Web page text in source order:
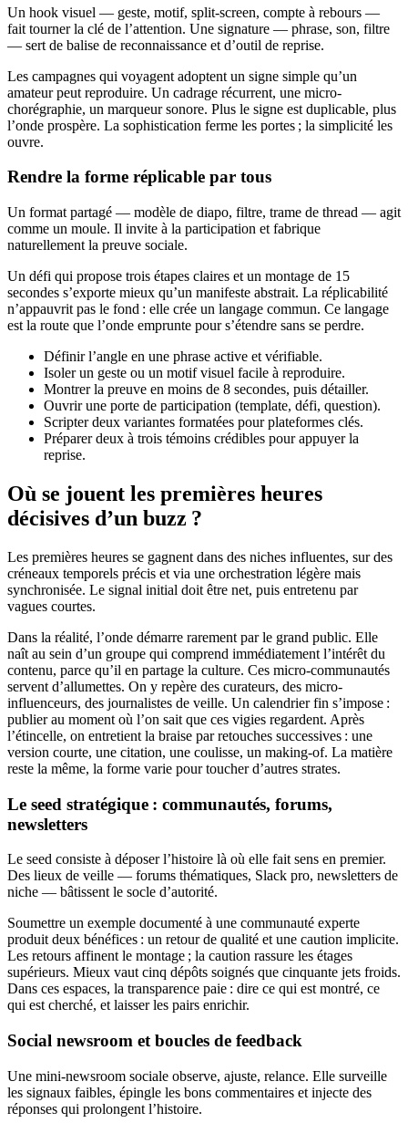
Un hook visuel — geste, motif, split-screen, compte à rebours —
fait tourner la clé de l’attention. Une signature — phrase, son, filtre
— sert de balise de reconnaissance et d’outil de reprise.
Les campagnes qui voyagent adoptent un signe simple qu’un
amateur peut reproduire. Un cadrage récurrent, une micro-
chorégraphie, un marqueur sonore. Plus le signe est duplicable, plus
l’onde prospère. La sophistication ferme les portes ; la simplicité les
ouvre.
Rendre la forme réplicable par tous
Un format partagé — modèle de diapo, filtre, trame de thread — agit
comme un moule. Il invite à la participation et fabrique
naturellement la preuve sociale.
Un défi qui propose trois étapes claires et un montage de 15
secondes s’exporte mieux qu’un manifeste abstrait. La réplicabilité
n’appauvrit pas le fond : elle crée un langage commun. Ce langage
est la route que l’onde emprunte pour s’étendre sans se perdre.
Définir l’angle en une phrase active et vérifiable.
Isoler un geste ou un motif visuel facile à reproduire.
Montrer la preuve en moins de 8 secondes, puis détailler.
Ouvrir une porte de participation (template, défi, question).
Scripter deux variantes formatées pour plateformes clés.
Préparer deux à trois témoins crédibles pour appuyer la
reprise.
Où se jouent les premières heures
décisives d’un buzz ?
Les premières heures se gagnent dans des niches influentes, sur des
créneaux temporels précis et via une orchestration légère mais
synchronisée. Le signal initial doit être net, puis entretenu par
vagues courtes.
Dans la réalité, l’onde démarre rarement par le grand public. Elle
naît au sein d’un groupe qui comprend immédiatement l’intérêt du
contenu, parce qu’il en partage la culture. Ces micro-communautés
servent d’allumettes. On y repère des curateurs, des micro-
influenceurs, des journalistes de veille. Un calendrier fin s’impose :
publier au moment où l’on sait que ces vigies regardent. Après
l’étincelle, on entretient la braise par retouches successives : une
version courte, une citation, une coulisse, un making-of. La matière
reste la même, la forme varie pour toucher d’autres strates.
Le seed stratégique : communautés, forums,
newsletters
Le seed consiste à déposer l’histoire là où elle fait sens en premier.
Des lieux de veille — forums thématiques, Slack pro, newsletters de
niche — bâtissent le socle d’autorité.
Soumettre un exemple documenté à une communauté experte
produit deux bénéfices : un retour de qualité et une caution implicite.
Les retours affinent le montage ; la caution rassure les étages
supérieurs. Mieux vaut cinq dépôts soignés que cinquante jets froids.
Dans ces espaces, la transparence paie : dire ce qui est montré, ce
qui est cherché, et laisser les pairs enrichir.
Social newsroom et boucles de feedback
Une mini-newsroom sociale observe, ajuste, relance. Elle surveille
les signaux faibles, épingle les bons commentaires et injecte des
réponses qui prolongent l’histoire.